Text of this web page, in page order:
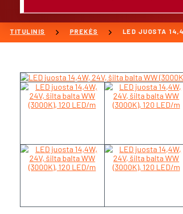
TITULINIS chevron_right PREKĖS chevron_right LED JUOSTA